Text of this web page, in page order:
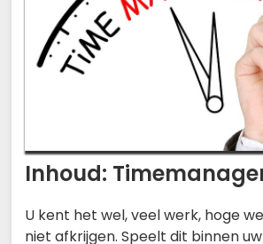
Inhoud:
U kent het wel, veel werk, hoge
niet afkrijgen. Speelt dit binnen